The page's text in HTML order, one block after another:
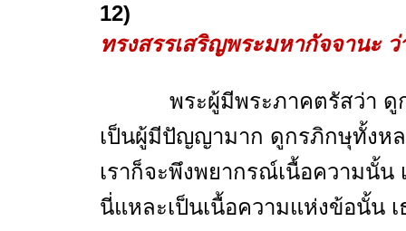
12)
ทรงสรรเสริญพระมหากัจจานะ
พระผู้มีพระภาคตรัสว่า ดูกร
เป็นผู้มีปัญญามาก ดูกรภิกษุทั้งหล
เราก็จะพึงพยากรณ์เนื้อความนั้
นี่แหละเป็นเนื้อความแห่งข้อนั้น